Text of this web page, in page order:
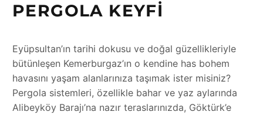
PERGOLA KEYFI
Eyüpsultan’ın tarihi dokusu ve doğal güzellikleriyle
bütünleşen Kemerburgaz’ın o kendine has bohem
havasını yaşam alanlarınıza taşımak ister misiniz?
Pergola sistemleri, özellikle bahar ve yaz aylarında
Alibeyköy Barajı’na nazır teraslarınızda, Göktürk’e